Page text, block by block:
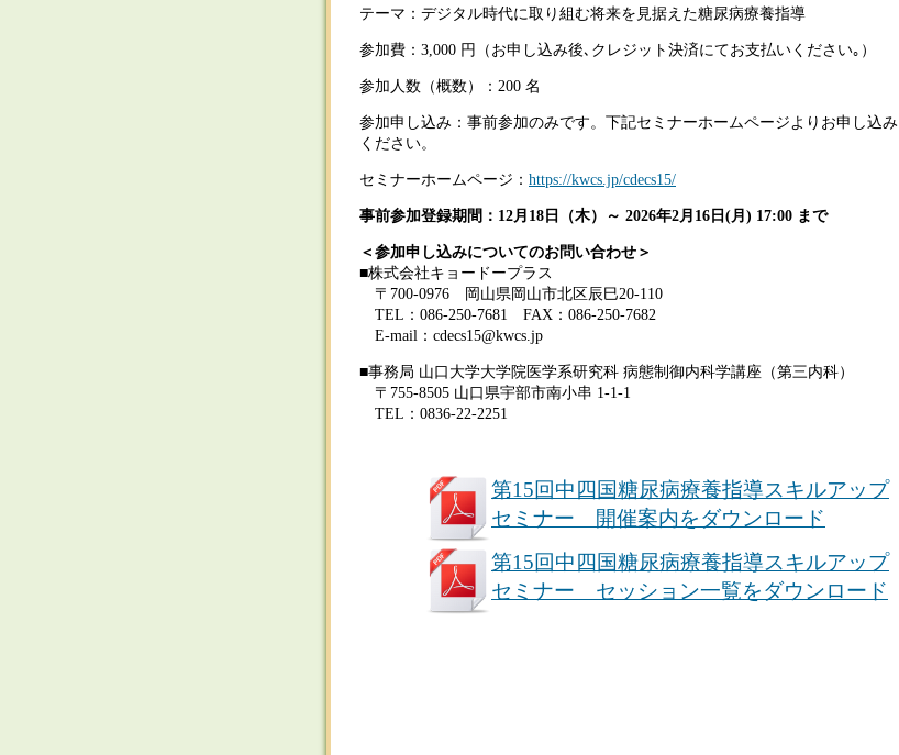
テーマ：デジタル時代に取り組む将来を見据えた糖尿病療養指導
参加費：3,000 円（お申し込み後､クレジット決済にてお支払いください｡）
参加人数（概数）：200 名
参加申し込み：事前参加のみです。下記セミナーホームページよりお申し込み
ください。
セミナーホームページ： https://kwcs.jp/cdecs15/
事前参加登録期間：12月18日（木）～ 2026年2月16日(月) 17:00 まで
＜参加申し込みについてのお問い合わせ＞
■株式会社キョードープラス
〒700-0976 岡山県岡山市北区辰巳20-110
TEL：086-250-7681 FAX：086-250-7682
E-mail：cdecs15@kwcs.jp
■事務局 山口大学大学院医学系研究科 病態制御内科学講座（第三内科）
〒755-8505 山口県宇部市南小串 1-1-1
TEL：0836-22-2251
第15回中四国糖尿病療養指導スキルアップ
セミナー 開催案内をダウンロード
第15回中四国糖尿病療養指導スキルアップ
セミナー セッション一覧をダウンロード